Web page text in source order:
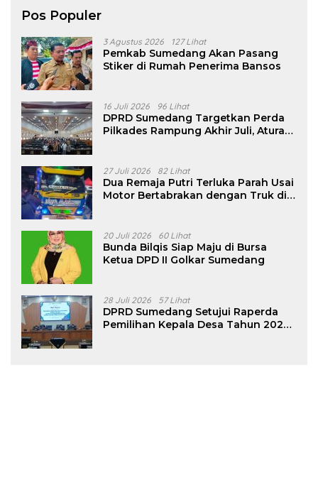
Pos Populer
3 Agustus 2026 127 Lihat
Pemkab Sumedang Akan Pasang
Stiker di Rumah Penerima Bansos
16 Juli 2026 96 Lihat
DPRD Sumedang Targetkan Perda
Pilkades Rampung Akhir Juli, Aturan
27 Juli 2026 82 Lihat
Dua Remaja Putri Terluka Parah Usai
Motor Bertabrakan dengan Truk di
20 Juli 2026 60 Lihat
Bunda Bilqis Siap Maju di Bursa
Ketua DPD II Golkar Sumedang
28 Juli 2026 57 Lihat
DPRD Sumedang Setujui Raperda
Pemilihan Kepala Desa Tahun 2026